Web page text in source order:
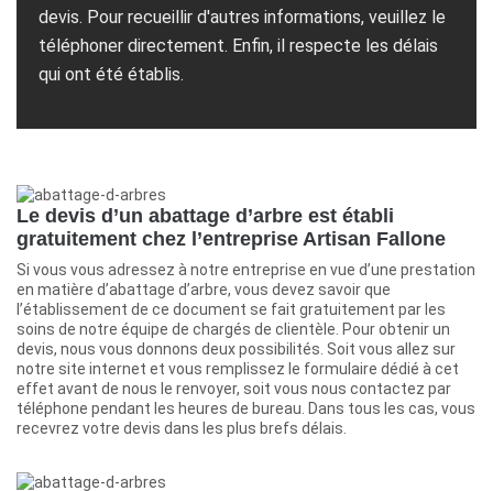
devis. Pour recueillir d'autres informations, veuillez le
téléphoner directement. Enfin, il respecte les délais
qui ont été établis.
Le devis d’un abattage d’arbre est établi
gratuitement chez l’entreprise Artisan Fallone
Si vous vous adressez à notre entreprise en vue d’une prestation
en matière d’abattage d’arbre, vous devez savoir que
l’établissement de ce document se fait gratuitement par les
soins de notre équipe de chargés de clientèle. Pour obtenir un
devis, nous vous donnons deux possibilités. Soit vous allez sur
notre site internet et vous remplissez le formulaire dédié à cet
effet avant de nous le renvoyer, soit vous nous contactez par
téléphone pendant les heures de bureau. Dans tous les cas, vous
recevrez votre devis dans les plus brefs délais.